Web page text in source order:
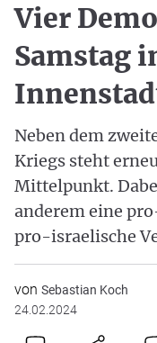
Vier
Samstag
Neben dem
Kriegs steht
Mittelpunkt.
anderem eine
pro-israelische
von Sebastian Koch
24.02.2024